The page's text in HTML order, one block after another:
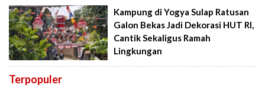
Kampung di Yogya Sulap Ratusan
Galon Bekas Jadi Dekorasi HUT RI,
Cantik Sekaligus Ramah
Lingkungan
Terpopuler